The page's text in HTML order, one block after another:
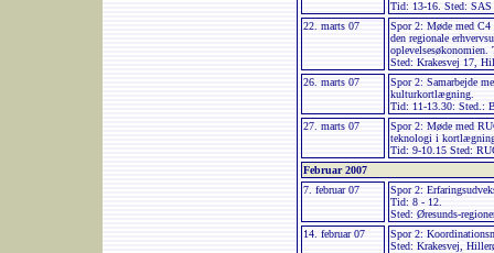
Tid: 13-16. Sted: SAS
22. marts 07
Spor 2: Møde med
den regionale
Sted: Krakesvej 17,
26. marts 07
Spor 2: Samarbejde
kulturkortlægning.
Tid: 11-13.30: Sted.:
27. marts 07
Spor 2: Møde med
teknologi i
Tid: 9-10.15 Sted:
Februar 2007
7. februar 07
Spor 2:
Tid: 8 - 12.
Sted: Øresunds-
14. februar 07
Spor 2:
Sted: Krakesvej,